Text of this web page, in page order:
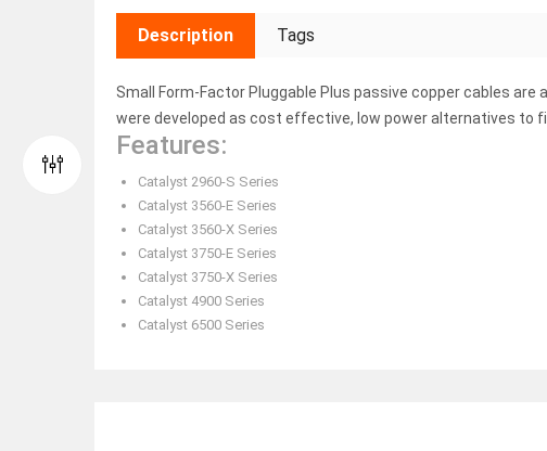
Description Tags
Small Form-Factor Pluggable Plus passive copper cables
were developed as cost effective, low power alternatives to
Features:
Catalyst 2960-S Series
Catalyst 3560-E Series
Catalyst 3560-X Series
Catalyst 3750-E Series
Catalyst 3750-X Series
Catalyst 4900 Series
Catalyst 6500 Series